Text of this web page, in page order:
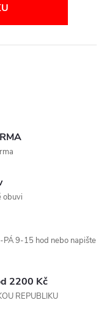
obuvi
PÁ 9-15 hod nebo napište
2200 Kč
REPUBLIKU